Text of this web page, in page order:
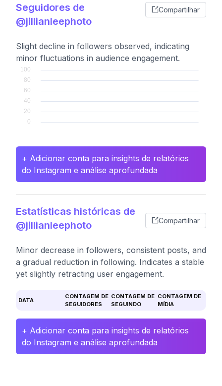
Seguidores de
@jillianleephoto
Compartilhar
Slight decline in followers observed, indicating
minor fluctuations in audience engagement.
+ Adicionar conta para insights de relatórios
do Instagram e análise aprofundada
Estatísticas históricas de
@jillianleephoto
Compartilhar
Minor decrease in followers, consistent posts, and
a gradual reduction in following. Indicates a stable
yet slightly retracting user engagement.
DATA
CONTAGEM DE
SEGUIDORES
CONTAGEM DE
SEGUINDO
CONTAGEM DE
MÍDIA
+ Adicionar conta para insights de relatórios
do Instagram e análise aprofundada